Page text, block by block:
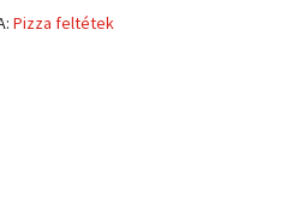
Pizza feltétek